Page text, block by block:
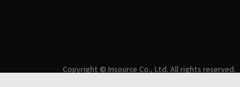
Copyright © Insource Co., Ltd. All rights reserved.